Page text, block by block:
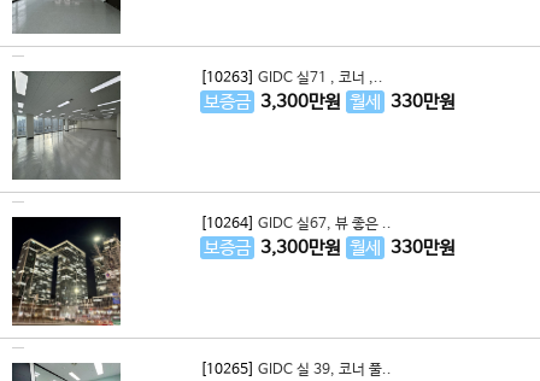
[10263] GIDC 실71 , 코너 ,..
보증금 3,300만원 월세 330만원
[10264] GIDC 실67, 뷰 좋은 ..
보증금 3,300만원 월세 330만원
[10265] GIDC 실 39, 코너 풀..